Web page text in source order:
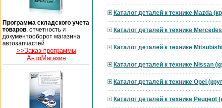
Программа складского учета
товаров , отчетность и
документооборот магазина
автозапчастей
>>Заказ программы
АвтоМагазин
Каталог деталей к технике Mazda
Каталог деталей к технике
Каталог деталей к технике
Каталог деталей к технике Nissan
Каталог деталей к технике Opel
Каталог деталей к технике Peugeot